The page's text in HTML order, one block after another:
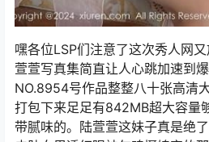
嘿各位LSP们注意了这次秀人网
萱萱写真集简直让人心跳加速到
NO.8954号作品整整八十张高清
打包下来足足有842MB超大容量
带腻味的。陆萱萱这妹子真是绝